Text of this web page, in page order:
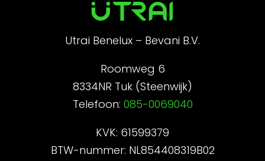
Utrai Benelux – Bevani B.V.
Roomweg 6
8334NR Tuk (Steenwijk)
Telefoon: 085-0069040
KVK: 61599379
BTW-nummer: NL854408319B02